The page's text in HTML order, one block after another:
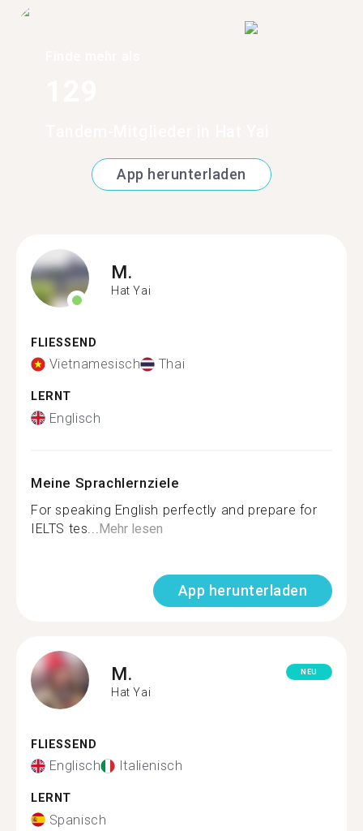
App herunterladen
M.
Hat Yai
FLIESSEND
Vietnamesisch Thai
LERNT
Englisch
Meine Sprachlernziele
For speaking English perfectly and prepare for
IELTS tes... Mehr lesen
App herunterladen
M.
Hat Yai
NEU
FLIESSEND
Englisch Italienisch
LERNT
Spanisch